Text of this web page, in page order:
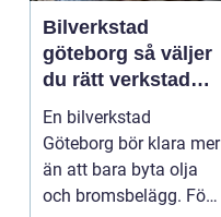
Bilverkstad
göteborg så väljer
du rätt verkstad
för din bil
En bilverkstad
Göteborg bör klara mer
än att bara byta olja
och bromsbelägg. För